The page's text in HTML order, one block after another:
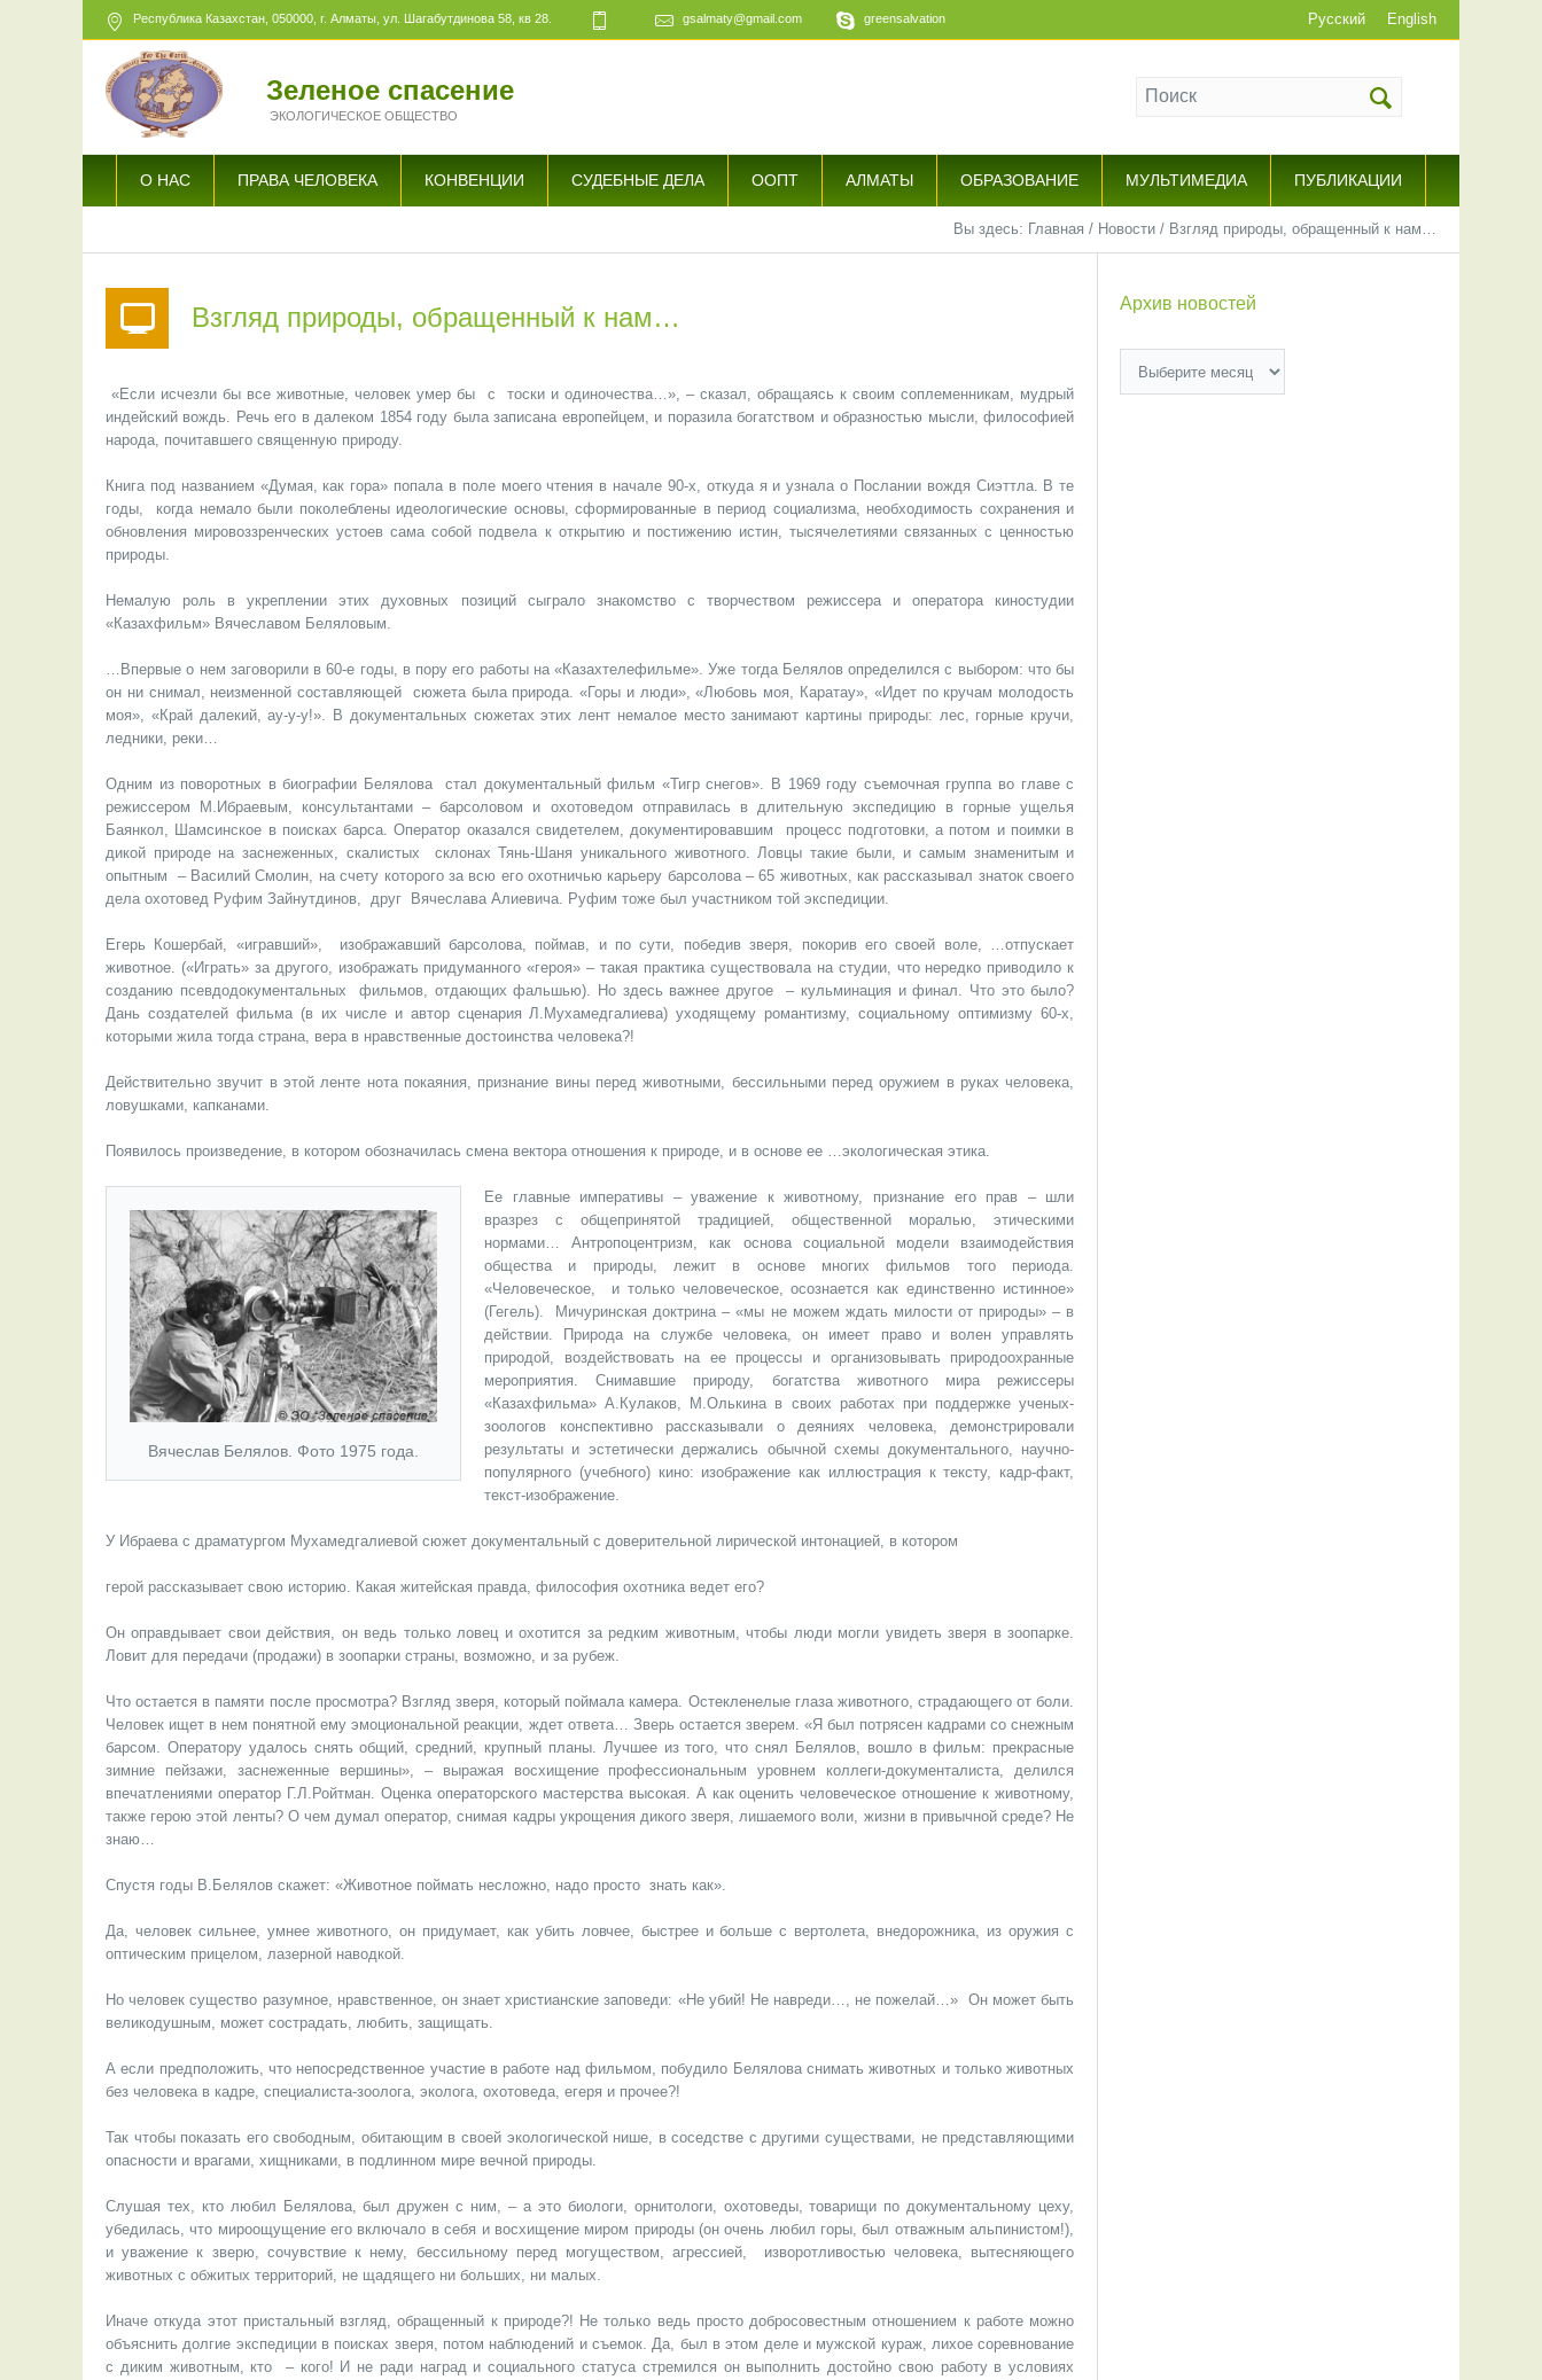
Русский English
Республика Казахстан, 050000, г. Алматы, ул. Шагабутдинова 58, кв 28. gsalmaty@gmail.com greensalvation
Зеленое спасение
ЭКОЛОГИЧЕСКОЕ ОБЩЕСТВО
О НАС ПРАВА ЧЕЛОВЕКА КОНВЕНЦИИ СУДЕБНЫЕ ДЕЛА ООПТ АЛМАТЫ ОБРАЗОВАНИЕ МУЛЬТИМЕДИА ПУБЛИКАЦИИ
Вы здесь: Главная / Новости / Взгляд природы, обращенный к нам…
Взгляд природы, обращенный к нам…
«Если исчезли бы все животные, человек умер бы c тоски и одиночества…», – сказал, обращаясь к своим соплеменникам, мудрый
индейский вождь. Речь его в далеком 1854 году была записана европейцем, и поразила богатством и образностью мысли, философией
народа, почитавшего священную природу.
Книга под названием «Думая, как гора» попала в поле моего чтения в начале 90-х, откуда я и узнала о Послании вождя Сиэттла. В те
годы, когда немало были поколеблены идеологические основы, сформированные в период социализма, необходимость сохранения и
обновления мировоззренческих устоев сама собой подвела к открытию и постижению истин, тысячелетиями связанных с ценностью
природы.
Немалую роль в укреплении этих духовных позиций сыграло знакомство с творчеством режиссера и оператора киностудии
«Казахфильм» Вячеславом Беляловым.
…Впервые о нем заговорили в 60-е годы, в пору его работы на «Казахтелефильме». Уже тогда Белялов определился с выбором: что бы
он ни снимал, неизменной составляющей сюжета была природа. «Горы и люди», «Любовь моя, Каратау», «Идет по кручам молодость
моя», «Край далекий, ау-у-у!». В документальных сюжетах этих лент немалое место занимают картины природы: лес, горные кручи,
ледники, реки…
Одним из поворотных в биографии Белялова стал документальный фильм «Тигр снегов». В 1969 году съемочная группа во главе с
режиссером М.Ибраевым, консультантами – барсоловом и охотоведом отправилась в длительную экспедицию в горные ущелья
Баянкол, Шамсинское в поисках барса. Оператор оказался свидетелем, документировавшим процесс подготовки, а потом и поимки в
дикой природе на заснеженных, скалистых склонах Тянь-Шаня уникального животного. Ловцы такие были, и самым знаменитым и
опытным – Василий Смолин, на счету которого за всю его охотничью карьеру барсолова – 65 животных, как рассказывал знаток своего
дела охотовед Руфим Зайнутдинов, друг Вячеслава Алиевича. Руфим тоже был участником той экспедиции.
Егерь Кошербай, «игравший», изображавший барсолова, поймав, и по сути, победив зверя, покорив его своей воле, …отпускает
животное. («Играть» за другого, изображать придуманного «героя» – такая практика существовала на студии, что нередко приводило к
созданию псевдодокументальных фильмов, отдающих фальшью). Но здесь важнее другое – кульминация и финал. Что это было?
Дань создателей фильма (в их числе и автор сценария Л.Мухамедгалиева) уходящему романтизму, социальному оптимизму 60-х,
которыми жила тогда страна, вера в нравственные достоинства человека?!
Действительно звучит в этой ленте нота покаяния, признание вины перед животными, бессильными перед оружием в руках человека,
ловушками, капканами.
Появилось произведение, в котором обозначилась смена вектора отношения к природе, и в основе ее …экологическая этика.
Вячеслав Белялов. Фото 1975 года.
Ее главные императивы – уважение к животному, признание его прав – шли
вразрез с общепринятой традицией, общественной моралью, этическими
нормами… Антропоцентризм, как основа социальной модели взаимодействия
общества и природы, лежит в основе многих фильмов того периода.
«Человеческое, и только человеческое, осознается как единственно истинное»
(Гегель). Мичуринская доктрина – «мы не можем ждать милости от природы» – в
действии. Природа на службе человека, он имеет право и волен управлять
природой, воздействовать на ее процессы и организовывать природоохранные
мероприятия. Снимавшие природу, богатства животного мира режиссеры
«Казахфильма» А.Кулаков, М.Олькина в своих работах при поддержке ученых-
зоологов конспективно рассказывали о деяниях человека, демонстрировали
результаты и эстетически держались обычной схемы документального, научно-
популярного (учебного) кино: изображение как иллюстрация к тексту, кадр-факт,
текст-изображение.
У Ибраева с драматургом Мухамедгалиевой сюжет документальный с доверительной лирической интонацией, в котором
герой рассказывает свою историю. Какая житейская правда, философия охотника ведет его?
Он оправдывает свои действия, он ведь только ловец и охотится за редким животным, чтобы люди могли увидеть зверя в зоопарке.
Ловит для передачи (продажи) в зоопарки страны, возможно, и за рубеж.
Что остается в памяти после просмотра? Взгляд зверя, который поймала камера. Остекленелые глаза животного, страдающего от боли.
Человек ищет в нем понятной ему эмоциональной реакции, ждет ответа… Зверь остается зверем. «Я был потрясен кадрами со снежным
барсом. Оператору удалось снять общий, средний, крупный планы. Лучшее из того, что снял Белялов, вошло в фильм: прекрасные
зимние пейзажи, заснеженные вершины», – выражая восхищение профессиональным уровнем коллеги-документалиста, делился
впечатлениями оператор Г.Л.Ройтман. Оценка операторского мастерства высокая. А как оценить человеческое отношение к животному,
также герою этой ленты? О чем думал оператор, снимая кадры укрощения дикого зверя, лишаемого воли, жизни в привычной среде? Не
знаю…
Спустя годы В.Белялов скажет: «Животное поймать несложно, надо просто знать как».
Да, человек сильнее, умнее животного, он придумает, как убить ловчее, быстрее и больше с вертолета, внедорожника, из оружия с
оптическим прицелом, лазерной наводкой.
Но человек существо разумное, нравственное, он знает христианские заповеди: «Не убий! Не навреди…, не пожелай…» Он может быть
великодушным, может сострадать, любить, защищать.
А если предположить, что непосредственное участие в работе над фильмом, побудило Белялова снимать животных и только животных
без человека в кадре, специалиста-зоолога, эколога, охотоведа, егеря и прочее?!
Так чтобы показать его свободным, обитающим в своей экологической нише, в соседстве с другими существами, не представляющими
опасности и врагами, хищниками, в подлинном мире вечной природы.
Слушая тех, кто любил Белялова, был дружен с ним, – а это биологи, орнитологи, охотоведы, товарищи по документальному цеху,
убедилась, что мироощущение его включало в себя и восхищение миром природы (он очень любил горы, был отважным альпинистом!),
и уважение к зверю, сочувствие к нему, бессильному перед могуществом, агрессией, изворотливостью человека, вытесняющего
животных с обжитых территорий, не щадящего ни больших, ни малых.
Иначе откуда этот пристальный взгляд, обращенный к природе?! Не только ведь просто добросовестным отношением к работе можно
объяснить долгие экспедиции в поисках зверя, потом наблюдений и съемок. Да, был в этом деле и мужской кураж, лихое соревнование
с диким животным, кто – кого! И не ради наград и социального статуса стремился он выполнить достойно свою работу в условиях
Архив новостей
новостей